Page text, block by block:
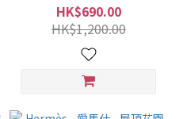
HK$690.00
HK$1,200.00